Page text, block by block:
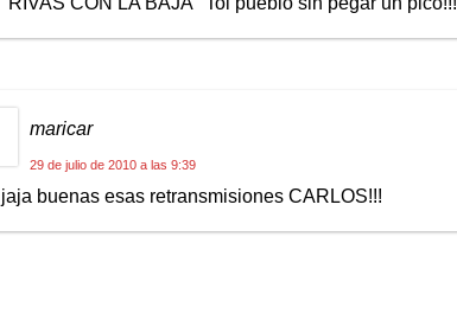
maricar
29 de julio de 2010 a las 9:39
jaja buenas esas retransmisiones CARLOS!!!